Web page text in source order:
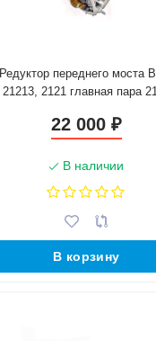
Редуктор переднего моста
21213, 2121 главная пара
22 000 ₽
В наличии
В корзину